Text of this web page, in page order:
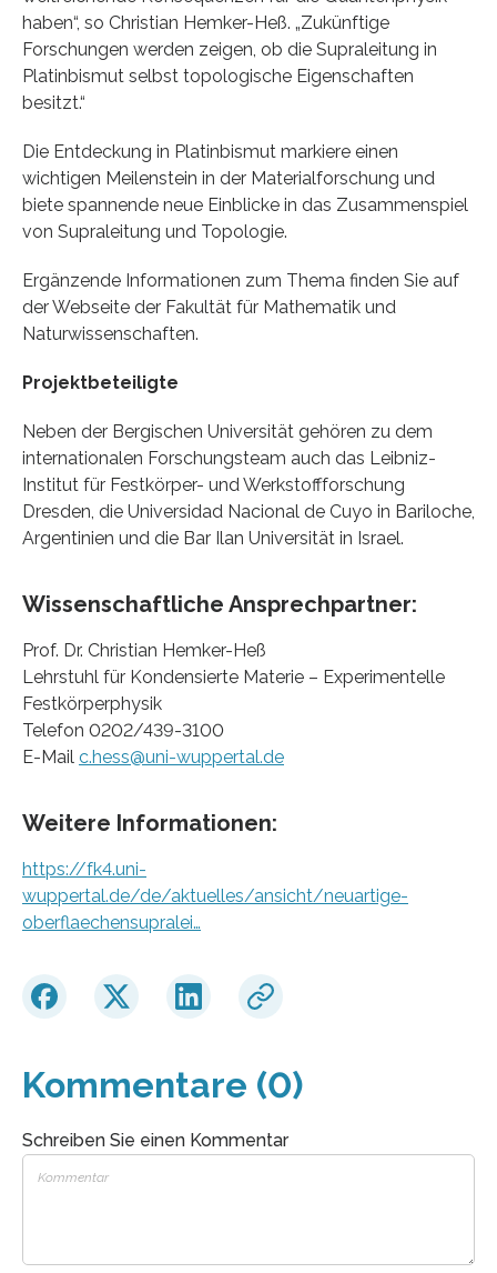
haben“, so Christian Hemker-Heß. „Zukünftige
Forschungen werden zeigen, ob die Supraleitung in
Platinbismut selbst topologische Eigenschaften
besitzt.“
Die Entdeckung in Platinbismut markiere einen
wichtigen Meilenstein in der Materialforschung und
biete spannende neue Einblicke in das Zusammenspiel
von Supraleitung und Topologie.
Ergänzende Informationen zum Thema finden Sie auf
der Webseite der Fakultät für Mathematik und
Naturwissenschaften.
Projektbeteiligte
Neben der Bergischen Universität gehören zu dem
internationalen Forschungsteam auch das Leibniz-
Institut für Festkörper- und Werkstoffforschung
Dresden, die Universidad Nacional de Cuyo in Bariloche,
Argentinien und die Bar Ilan Universität in Israel.
Wissenschaftliche Ansprechpartner:
Prof. Dr. Christian Hemker-Heß
Lehrstuhl für Kondensierte Materie – Experimentelle
Festkörperphysik
Telefon 0202/439-3100
E-Mail c.hess@uni-wuppertal.de
Weitere Informationen:
https://fk4.uni-
wuppertal.de/de/aktuelles/ansicht/neuartige-
oberflaechensupralei…
Kommentare (0)
Schreiben Sie einen Kommentar